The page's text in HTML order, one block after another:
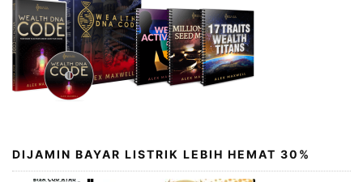
DIJAMIN BAYAR LISTRIK LEBIH HEMAT 30%